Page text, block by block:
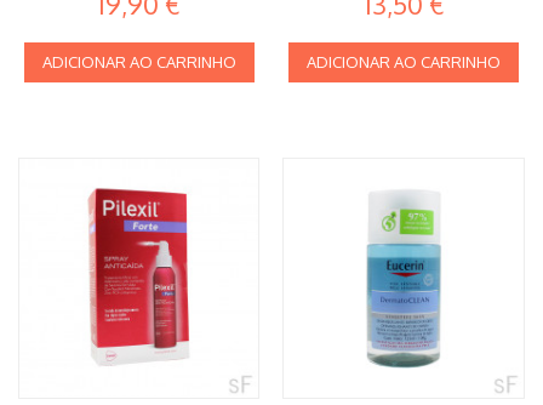
ADICIONAR AO CARRINHO ADICIONAR AO CARRINHO